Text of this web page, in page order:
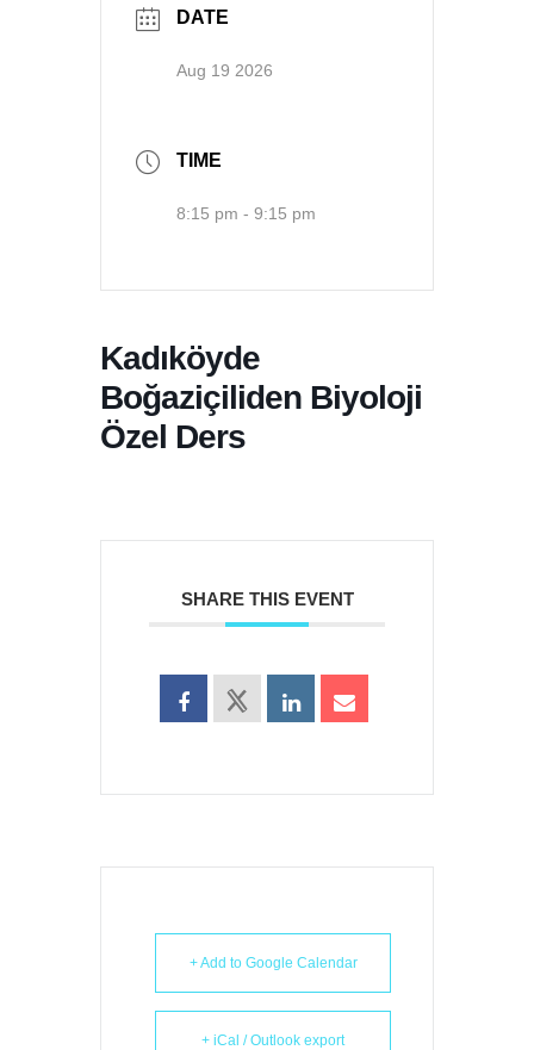
DATE
Aug 19 2026
TIME
8:15 pm - 9:15 pm
Kadıköyde
Boğaziçiliden Biyoloji
Özel Ders
SHARE THIS EVENT
+ Add to Google Calendar
+ iCal / Outlook export